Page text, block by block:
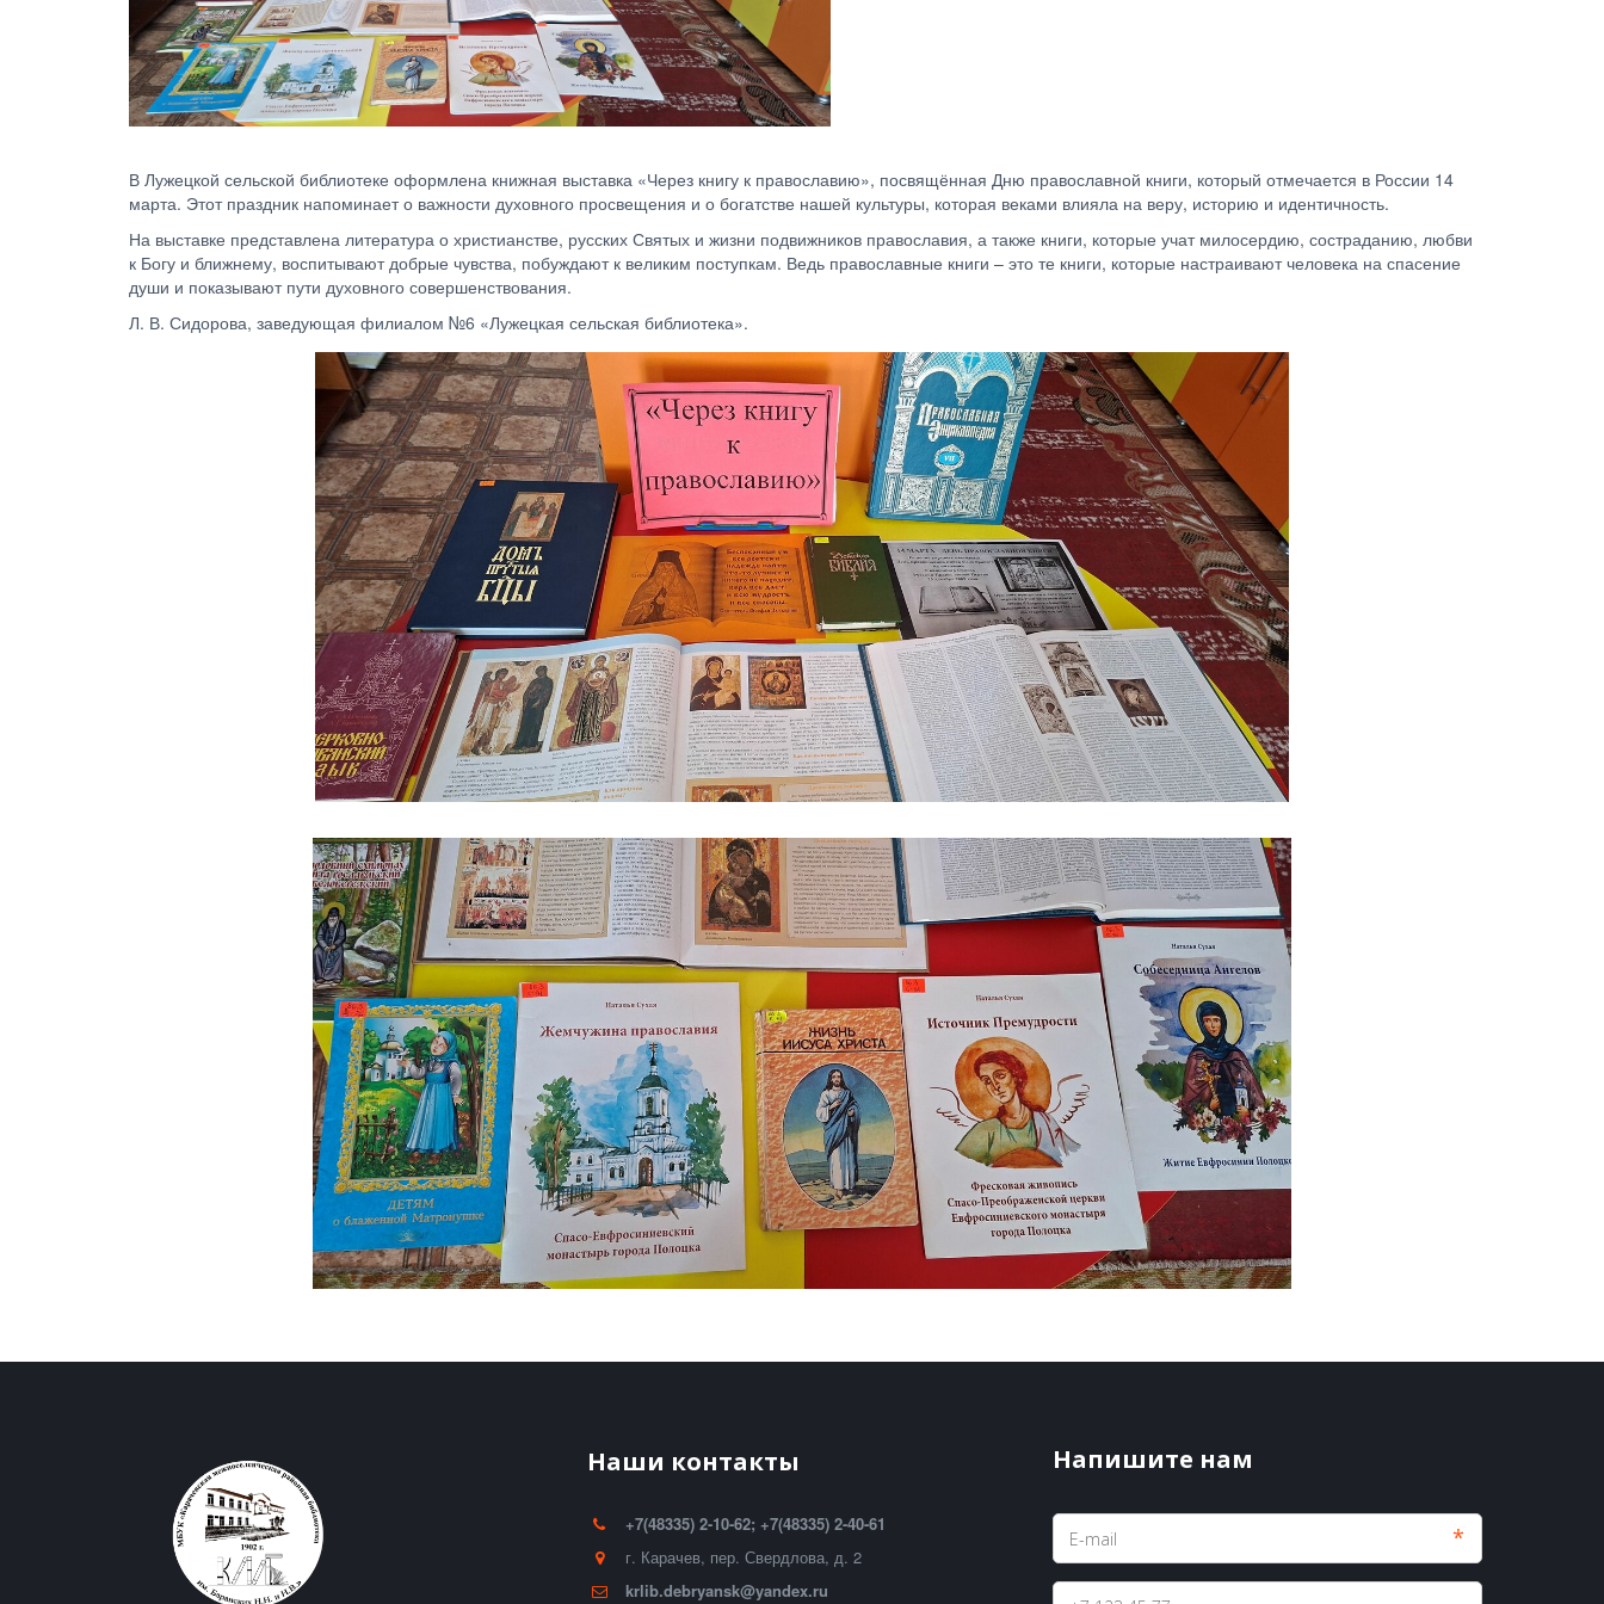
В Лужецкой сельской библиотеке оформлена книжная выставка «Через книгу к православию», посвящённая Дню православной книги, который отмечается в России 14
марта. Этот праздник напоминает о важности духовного просвещения и о богатстве нашей культуры, которая веками влияла на веру, историю и идентичность.
На выставке представлена литература о христианстве, русских Святых и жизни подвижников православия, а также книги, которые учат милосердию, состраданию, любви
к Богу и ближнему, воспитывают добрые чувства, побуждают к великим поступкам. Ведь православные книги – это те книги, которые настраивают человека на спасение
души и показывают пути духовного совершенствования.
Л. В. Сидорова, заведующая филиалом №6 «Лужецкая сельская библиотека».
Наши контакты
+7(48335) 2-10-62; +7(48335) 2-40-61
г. Карачев, пер. Свердлова, д. 2
krlib.debryansk@yandex.ru
Напишите нам
*